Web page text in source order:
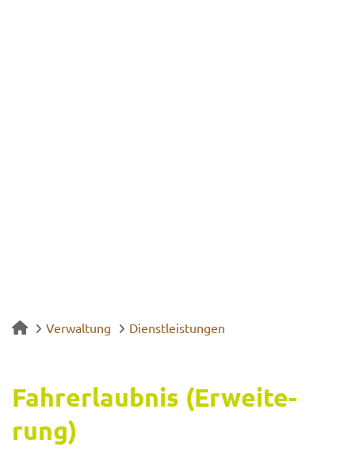
Verwaltung Dienstleistungen
Fahr­erlaub­nis (Er­wei­te­
rung)